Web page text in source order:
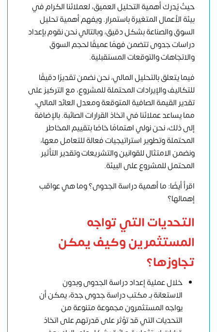
حيثُ يُدرك أهمية التحليل العميق، لعملائنا الكرام في
بيئة الأعمال المتغيرة باستمرار. ويفهم أهمية تحليل
السوق والصناعة بشكل دقيق، وبالتالي نحن نقوم بإعداد
دراسات جدوى تتضمن فهمًا عميقًا لحجم السوق
والاتجاهات والتوقعات المستقبلية.
فيما يتعلق بالتحليل المالي، نحن نضمن تقديرًا دقيقًا
للتكاليف والإيرادات المحتملة للمشروع، مع التركيز على
تقدير القيمة الصافية المتوقعة ومعدل العائد المالي،
مما يساعد عملائنا في اتخاذ القرارات الصائبة. بالإضافة
إلى ذلك، نحن نولي اهتمامًا خاصًا بتقييم المخاطر
المحتملة وتطوير استراتيجيات فعالة للتعامل معها،
ونضمن الامتثال للقوانين والتشريعات وتقدير التأثير
المحتمل للمشروع على البيئة.
اقرأ أيضًا: ما أهمية دراسة الجدوى؟ وما هي عواقب
إهمالها؟
التحديات التي تواجه
المستثمرين وكيف يمكن
تجاوزها؟
خلال عملية إعداد دراسة الجدوى وبدون
الاستعانة بـ مكتب دراسة جدوى جدة، يمكن أن
يواجه المستثمرون مجموعة متنوعة من
التحديات التي قد تؤثر على قدرتهم على اتخاذ